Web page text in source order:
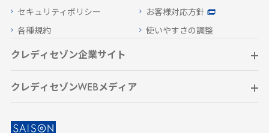
セキュリティポリシー お客様対応方針
各種規約 使いやすさの調整
クレディセゾン企業サイト
クレディセゾンWEBメディア